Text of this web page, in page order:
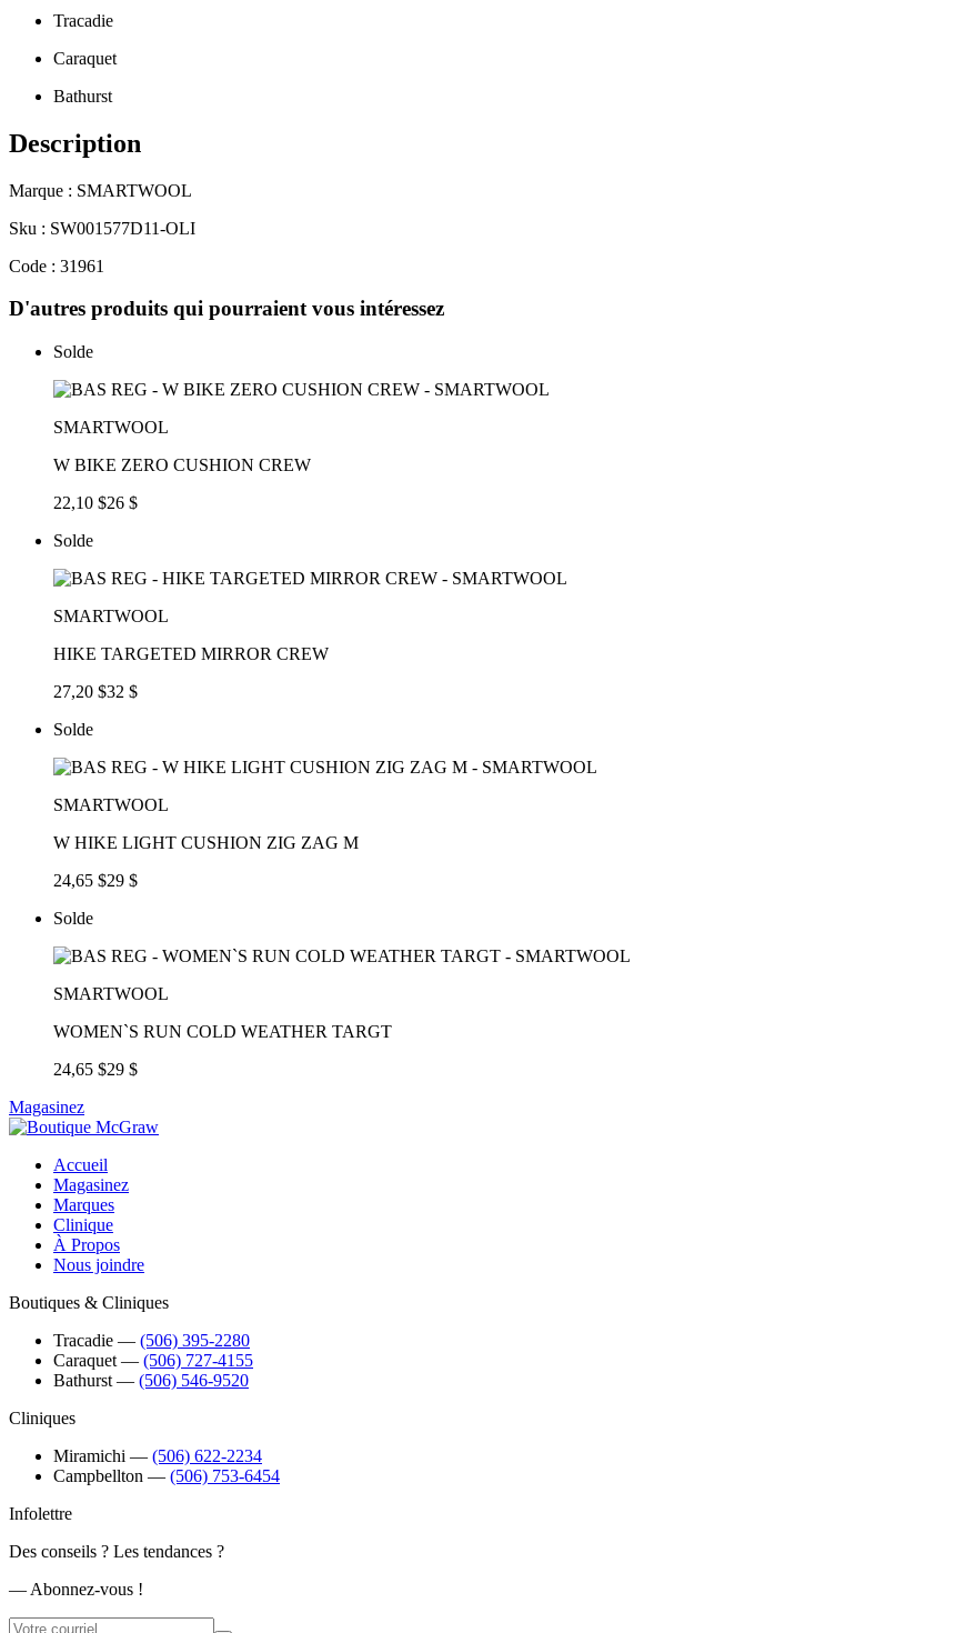
Tracadie
Caraquet
Bathurst
Description
Marque : SMARTWOOL
Sku : SW001577D11-OLI
Code : 31961
D'autres produits qui pourraient vous intéressez
Solde
SMARTWOOL
W BIKE ZERO CUSHION CREW
22,10 $26 $
Solde
SMARTWOOL
HIKE TARGETED MIRROR CREW
27,20 $32 $
Solde
SMARTWOOL
W HIKE LIGHT CUSHION ZIG ZAG M
24,65 $29 $
Solde
SMARTWOOL
WOMEN`S RUN COLD WEATHER TARGT
24,65 $29 $
Magasinez
Accueil
Magasinez
Marques
Clinique
À Propos
Nous joindre
Boutiques & Cliniques
Tracadie ― (506) 395-2280
Caraquet ― (506) 727-4155
Bathurst ― (506) 546-9520
Cliniques
Miramichi ― (506) 622-2234
Campbellton ― (506) 753-6454
Infolettre
Des conseils ? Les tendances ?
― Abonnez-vous !